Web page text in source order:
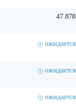
47.878
ожидается
ожидается
ожидается